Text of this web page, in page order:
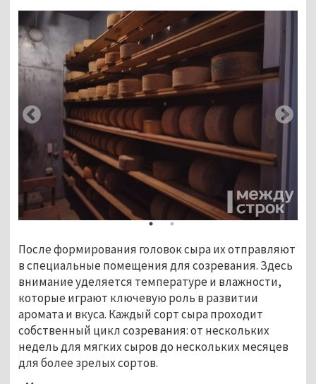
После формирования головок сыра их отправляют
в специальные помещения для созревания. Здесь
внимание уделяется температуре и влажности,
которые играют ключевую роль в развитии
аромата и вкуса. Каждый сорт сыра проходит
собственный цикл созревания: от нескольких
недель для мягких сыров до нескольких месяцев
для более зрелых сортов.